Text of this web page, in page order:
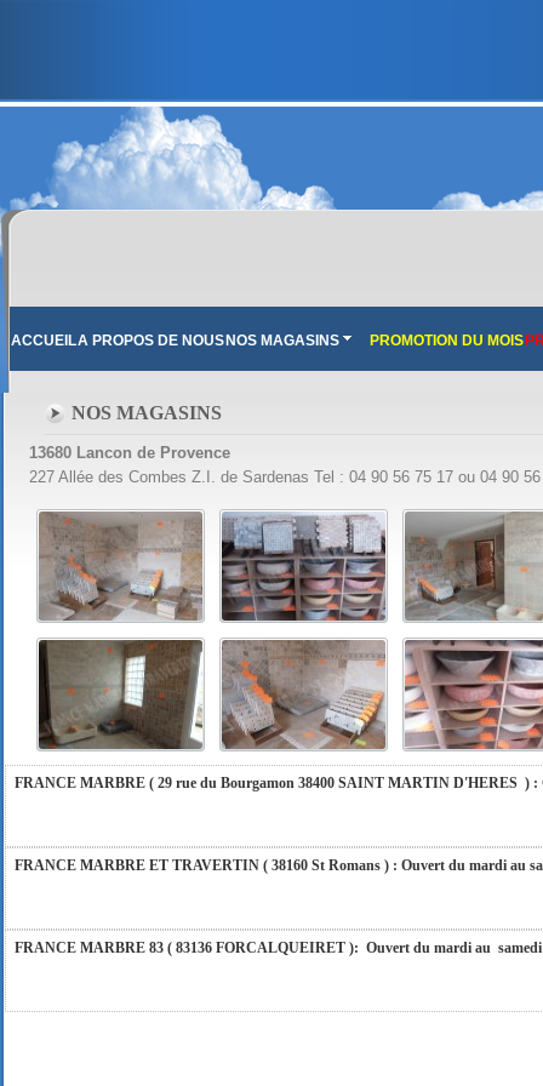
ACCUEILA PROPOS DE NOUS NOS MAGASINS PROMOTION DU MOIS
NOS MAGASINS
13680 Lancon de Provence
227 Allée des Combes Z.I. de Sardenas Tel : 04 90 56 75 17 ou 04 90
FRANCE MARBRE 13 ( 13680 LANCON PROVENCE ): Ouvert du mardi au
FRANCE MARBRE 84 ( 84600 VALREAS ): Ouvert du mardi au samedi inclus de
FERMETURE POUR CONGES ANNUELS : Nous serons fermés du 10 au 31
vous répondrons dans les meilleurs délais. Nous aurons le plaisir de vous
FRANCE MARBRE ( 29 rue du Bourgamon 38400 SAINT MARTIN D'HERES ) :
FRANCE MARBRE ET TRAVERTIN ( 38160 St Romans ) : Ouvert du mardi au
FRANCE MARBRE 83 ( 83136 FORCALQUEIRET ): Ouvert du mardi au samedi